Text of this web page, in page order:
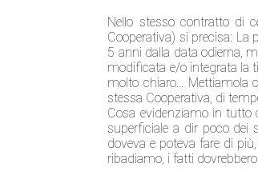
Nello stesso contratto di
Cooperativa) si precisa: La
5 anni dalla data odierna,
modificata e/o integrata la
molto chiaro… Mettiamola
stessa Cooperativa, di
Cosa evidenziamo in tutto
superficiale a dir poco dei
doveva e poteva fare di
ribadiamo, i fatti